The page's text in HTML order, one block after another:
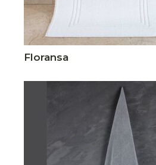
Floransa